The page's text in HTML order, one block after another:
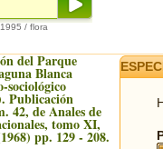
/ flora
del Parque
Blanca
sociológico
Publicación
42, de Anales de
tomo XI,
pp. 129 - 208.